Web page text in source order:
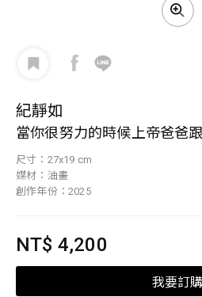
紀靜如
當你很努力的時候上帝爸爸
尺寸：27x19 cm
媒材：油畫
創作年份：2025
NT$ 4,200
我要訂購